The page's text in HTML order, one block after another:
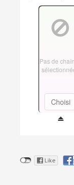
Pas de
Choisi